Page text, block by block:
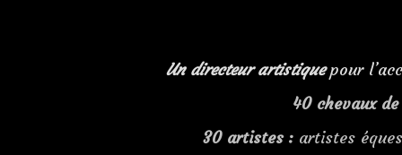
Un directeur artistiquepour
40 chevaux
30 artistes :artistes